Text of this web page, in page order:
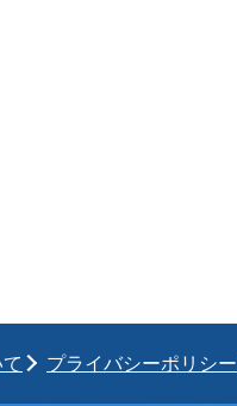
プライバシーポリシー